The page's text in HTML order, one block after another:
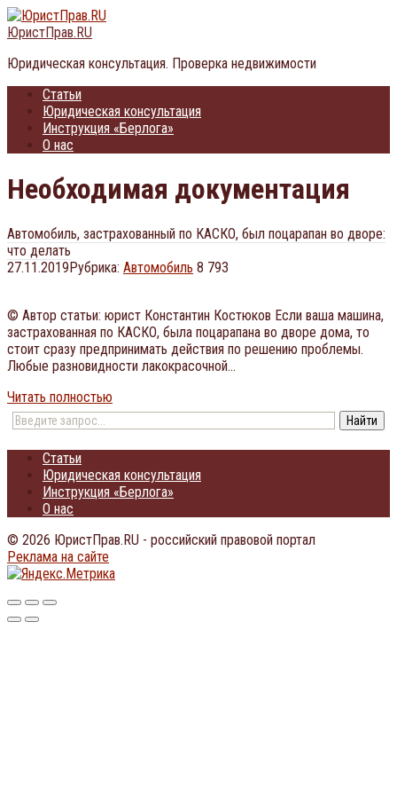
Перейти
к
ЮристПрав.RU
Юридическая консультация. Проверка недвижимости
Статьи
Юридическая консультация
Инструкция «Берлога»
О нас
Необходимая документация
Автомобиль, застрахованный по КАСКО, был поцарапан во дворе:
что делать
27.11.2019Рубрика: Автомобиль 8 793
© Автор статьи: юрист Константин Костюков Если ваша машина,
застрахованная по КАСКО, была поцарапана во дворе дома, то
стоит сразу предпринимать действия по решению проблемы.
Любые разновидности лакокрасочной…
Читать полностью
Статьи
Юридическая консультация
Инструкция «Берлога»
О нас
© 2026 ЮристПрав.RU - российский правовой портал
Реклама на сайте